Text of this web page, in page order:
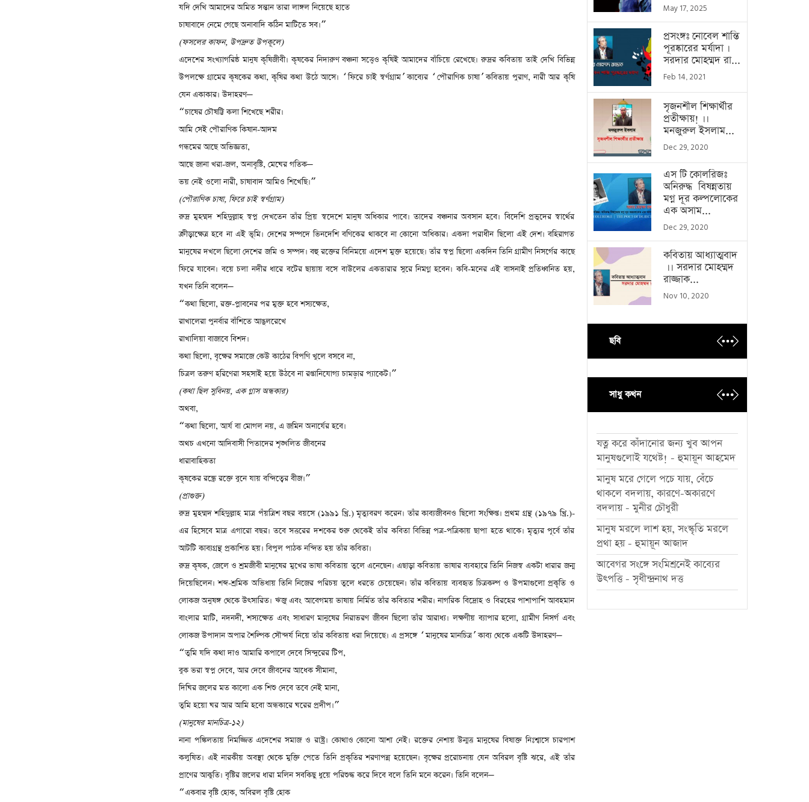
যদি দেখি আমাদের অমিত সন্তান তারা লাঙ্গল নিয়েছে হাতে
চাষাবাদে নেমে গেছে অনাবাদি কঠিন মাটিতে সব।”
(ফসলের কাফন, উপদ্রুত উপকূলে)
এদেশের সংখ্যাগরিষ্ঠ মানুষ কৃষিজীবী। কৃষকের নিদারুণ বঞ্চনা সত্ত্বেও কৃষিই আমাদের বাঁচিয়ে রেখেছে। রুদ্রর কবিতায় তাই দেখি বিভিন্ন
উপলক্ষে গ্রামের কৃষকের কথা,কৃষির কথা উঠে আসে। ‘ফিরে চাই স্বর্ণগ্রাম’কাব্যের ‘পৌরাণিক চাষা’কবিতায় পুরাণ,নারী আর কৃষি
যেন একাকার। উদাহরণ—
“চাষের চৌষট্টি কলা শিখেছে শরীর।
আমি সেই পৌরাণিক কিষান-আদম
গন্ধমের আছে অভিজ্ঞতা,
আছে জানা খরা-জল,অনাবৃষ্টি, মেঘের গতিক—
ভয় নেই ওলো নারী,চাষাবাদ আমিও শিখেছি।”
(পৌরাণিক চাষা, ফিরে চাই স্বর্ণগ্রাম)
রুদ্র মুহম্মদ শহিদুল্লাহ স্বপ্ন দেখতেন তাঁর প্রিয় স্বদেশে মানুষ অধিকার পাবে। তাদের বঞ্চনার অবসান হবে। বিদেশি প্রভুদের স্বার্থের
ক্রীড়াক্ষেত্র হবে না এই ভূমি। দেশের সম্পদে ভিনদেশি বণিকের থাকবে না কোনো অধিকার। একদা পরাধীন ছিলো এই দেশ। বহিরাগত
মানুষের দখলে ছিলো দেশের জমি ও সম্পদ। বহু রক্তের বিনিময়ে এদেশ মুক্ত হয়েছে। তাঁর স্বপ্ন ছিলো একদিন তিনি গ্রামীণ নিসর্গের কাছে
ফিরে যাবেন। বয়ে চলা নদীর ধারে বটের ছায়ায় বসে বাউলের একতারার সুরে নিমগ্ন হবেন। কবি-মনের এই বাসনাই প্রতিধ্বনিত হয়,
যখন তিনি বলেন—
“কথা ছিলো,রক্ত-প্লাবনের পর মুক্ত হবে শস্যক্ষেত,
রাখালেরা পুনর্বার বাঁশিতে আঙুলরেখে
রাখালিয়া বাজাবে বিশদ।
কথা ছিলো,বৃক্ষের সমাজে কেউ কাঠের বিপণি খুলে বসবে না,
চিত্রল তরুণ হরিণেরা সহসাই হয়ে উঠবে না রপ্তানিযোগ্য চামড়ার প্যাকেট।”
(কথা ছিল সুবিনয়, এক গ্লাস অন্ধকার)
অথবা,
“কথা ছিলো,আর্য বা মোগল নয়, এ জমিন অনার্যের হবে।
অথচ এখনো আদিবাসী পিতাদের শৃঙ্খলিত জীবনের
ধারাবাহিকতা
কৃষকের রন্ধ্রে রক্তে বুনে যায় বন্দিত্বের বীজ।”
(প্রাগুক্ত)
রুদ্র মুহম্মদ শহিদুল্লাহ মাত্র পঁয়ত্রিশ বছর বয়সে (১৯৯১ খ্রি.) মৃত্যুবরণ করেন। তাঁর কাব্যজীবনও ছিলো সংক্ষিপ্ত। প্রথম গ্রন্থ (১৯৭৯ খ্রি.)-
এর হিসেবে মাত্র এগারো বছর। তবে সত্তরের দশকের শুরু থেকেই তাঁর কবিতা বিভিন্ন পত্র-পত্রিকায় ছাপা হতে থাকে। মৃত্যুর পূর্বে তাঁর
আটটি কাব্যগ্রন্থ প্রকাশিত হয়। বিপুল পাঠক নন্দিত হয় তাঁর কবিতা।
রুদ্র কৃষক, জেলে ও শ্রমজীবী মানুষের মুখের ভাষা কবিতায় তুলে এনেছেন। এছাড়া কবিতায় ভাষার ব্যবহারে তিনি নিজস্ব একটা ধারার জন্ম
দিয়েছিলেন। শব্দ-শ্রমিক অভিধায় তিনি নিজের পরিচয় তুলে ধরতে চেয়েছেন। তাঁর কবিতায় ব্যবহৃত চিত্রকল্প ও উপমাগুলো প্রকৃতি ও
লোকজ অনুষঙ্গ থেকে উৎসারিত। ঋজু এবং আবেগময় ভাষায় নির্মিত তাঁর কবিতার শরীর। নাগরিক বিদ্রোহ ও বিরহের পাশাপাশি আবহমান
বাংলার মাটি,নদনদী,শস্যক্ষেত এবং সাধারণ মানুষের নিরাভরণ জীবন ছিলো তাঁর আরাধ্য। লক্ষণীয় ব্যাপার হলো,গ্রামীণ নিসর্গ এবং
লোকজ উপাদান অপার শৈল্পিক সৌন্দর্য নিয়ে তাঁর কবিতায় ধরা দিয়েছে। এ প্রসঙ্গে ‘মানুষের মানচিত্র’কাব্য থেকে একটি উদাহরণ—
“তুমি যদি কথা দাও আমারি কপালে দেবে সিন্দুরের টিপ,
বুক ভরা স্বপ্ন দেবে,আর দেবে জীবনের আধেক সীমানা,
দিঘির জলের মত কালো এক শিশু দেবে তবে নেই মানা,
তুমি হয়ো ঘর আর আমি হবো অন্ধকারে ঘরের প্রদীপ।”
(মানুষের মানচিত্র-১২)
নানা পঙ্কিলতায় নিমজ্জিত এদেশের সমাজ ও রাষ্ট্র। কোথাও কোনো আশা নেই। রক্তের নেশায় উন্মত্ত মানুষের বিষাক্ত নিঃশ্বাসে চারপাশ
কলুষিত। এই নারকীয় অবস্থা থেকে মুক্তি পেতে তিনি প্রকৃতির শরণাপন্ন হয়েছেন। বৃক্ষের প্ররোচনায় যেন অবিরল বৃষ্টি ঝরে, এই তাঁর
প্রাণের আকুতি। বৃষ্টির জলের ধারা মলিন সবকিছু ধুয়ে পরিশুদ্ধ করে দিবে বলে তিনি মনে করেন। তিনি বলেন—
“একবার বৃষ্টি হোক,অবিরল বৃষ্টি হোক
May 17, 2025
প্রসংঙ্গঃ নোবেল শান্তি
পূরষ্কারের মর্যাদা ।
সরদার মোহম্মদ রা...
Feb 14, 2021
সৃজনশীল শিক্ষার্থীর
প্রতীক্ষায়! ।।
মনজুরুল ইসলাম...
Dec 29, 2020
এস টি কোলরিজঃ
অনিরুদ্ধ বিষন্নতায়
মগ্ন দূর কল্পলোকের
এক অসাম...
Dec 29, 2020
কবিতায় আধ্যাত্মবাদ
।। সরদার মোহম্মদ
রাজ্জাক...
Nov 10, 2020
ছবি
সাধু কথন
যত্ন করে কাঁদানোর জন্য খুব আপন
মানুষগুলোই যথেষ্ট! - হুমায়ূন আহমেদ
মানুষ মরে গেলে পচে যায়, বেঁচে
থাকলে বদলায়, কারণে-অকারণে
বদলায় - মুনীর চৌধুরী
মানুষ মরলে লাশ হয়, সংস্কৃতি মরলে
প্রথা হয় - হুমায়ূন আজাদ
আবেগর সংঙ্গে সংমিশ্রনেই কাব্যের
উৎপত্তি - সৃধীন্দ্রনাথ দত্ত